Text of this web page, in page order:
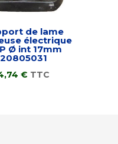
de lame
électrique
Ø int 17mm
20805031
€ TTC